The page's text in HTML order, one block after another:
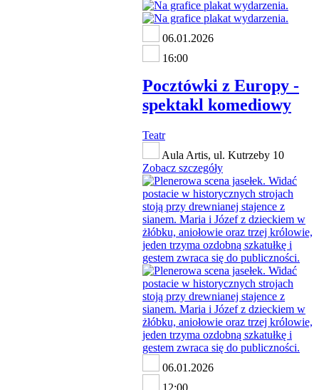
06.01.2026
16:00
Pocztówki z Europy -
spektakl komediowy
Teatr
Aula Artis, ul. Kutrzeby 10
Zobacz szczegóły
06.01.2026
12:00